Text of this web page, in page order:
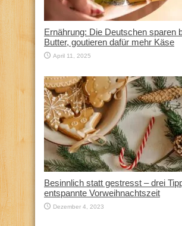
Ernährung: Die Deutschen sparen
Butter, goutieren dafür mehr Käse
April 11, 2025
Besinnlich statt gestresst – drei
entspannte Vorweihnachtszeit
Dezember 4, 2023